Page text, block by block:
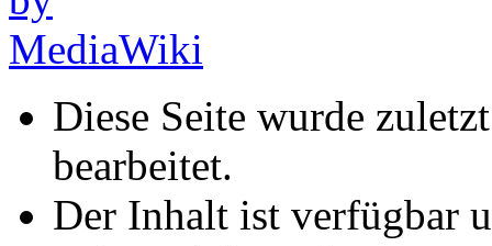
Diese Seite wurde
bearbeitet.
Der Inhalt ist verfügbar